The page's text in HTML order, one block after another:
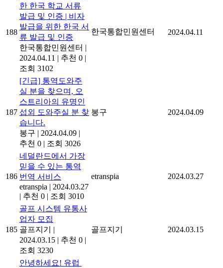
188
한 한국 학교 서류
발급 및 인증 | 비자
발급을 위한 한국 서
류 발급 및 인증
한국통합민원센터 |
2024.04.11 | 추천 0 |
조회 3102
한국통합민원센터 2024.04.11
187
[긴급] 통역도와주
실 분을 찾으며, 오
스트리아의 유명인
섭외 도와주실 분 찾
습니다.
봉구 | 2024.04.09 |
추천 0 | 조회 3026
봉구 2024.04.09
186
네덜란드에서 가장
믿을 수 있는 통역
번역 서비스
etranspia | 2024.03.27
| 추천 0 | 조회 3010
etranspia 2024.03.27
185
골프 시스템 유통사
업자 모집
골프지기
|
2024.03.15 | 추천 0 |
조회 3230
골프지기 2024.03.15
안녕하세요! 유럽 ​​